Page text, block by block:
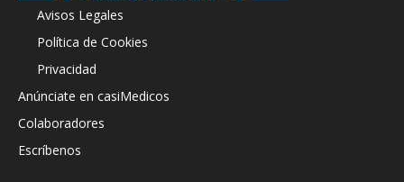
Avisos Legales
Política de Cookies
Privacidad
Anúnciate en casiMedicos
Colaboradores
Escríbenos